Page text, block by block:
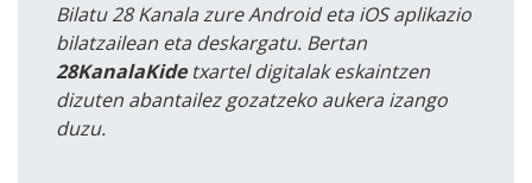
Bilatu 28 Kanala zure Android eta iOS aplikazio
bilatzailean eta deskargatu. Bertan
28KanalaKidetxartel digitalak eskaintzen
dizuten abantailez gozatzeko aukera izango
duzu.